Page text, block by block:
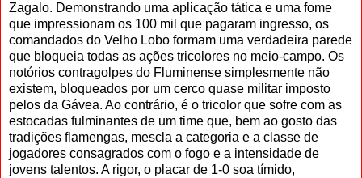
Zagalo. Demonstrando uma aplicação tática e uma fome
que impressionam os 100 mil que pagaram ingresso, os
comandados do Velho Lobo formam uma verdadeira parede
que bloqueia todas as ações tricolores no meio-campo. Os
notórios contragolpes do Fluminense simplesmente não
existem, bloqueados por um cerco quase militar imposto
pelos da Gávea. Ao contrário, é o tricolor que sofre com as
estocadas fulminantes de um time que, bem ao gosto das
tradições flamengas, mescla a categoria e a classe de
jogadores consagrados com o fogo e a intensidade de
jovens talentos. A rigor, o placar de 1-0 soa tímido,